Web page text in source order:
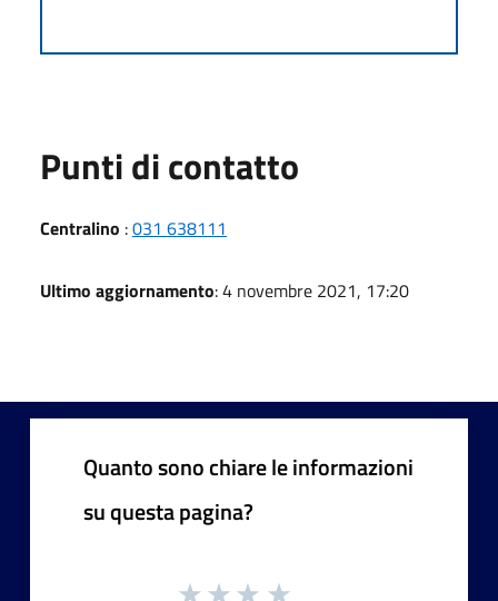
Punti di contatto
Centralino :031 638111
Ultimo aggiornamento: 4 novembre 2021, 17:20
Quanto sono chiare le informazioni
su questa pagina?